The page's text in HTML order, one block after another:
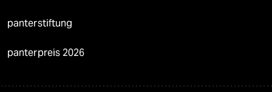
panterstiftung
panterpreis 2026